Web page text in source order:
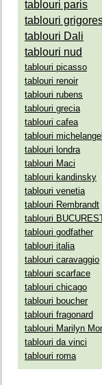
tablouri paris
tablouri
tablouri Dali
tablouri nud
tablouri picasso
tablouri renoir
tablouri rubens
tablouri grecia
tablouri cafea
tablouri
tablouri londra
tablouri Maci
tablouri kandinsky
tablouri venetia
tablouri Rembrandt
tablouri
tablouri godfather
tablouri italia
tablouri caravaggio
tablouri scarface
tablouri chicago
tablouri boucher
tablouri fragonard
tablouri Marilyn
tablouri da vinci
tablouri roma